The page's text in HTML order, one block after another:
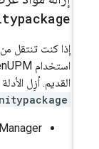
إذا كنت تنتقل من
القديم. أزِل الأدلة
.unitypackage
: